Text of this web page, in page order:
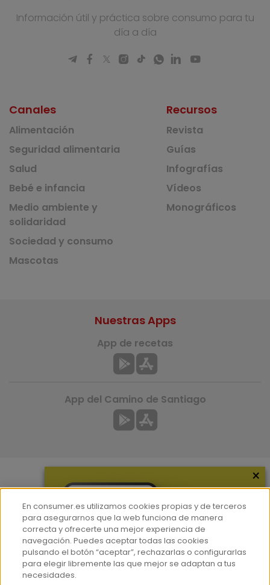
Información útil y práctica sobre consumo para tu
día a día
Canales
Alimentación
Seguridad alimentaria
Salud
Bebé e infancia
Medio ambiente y
solidaridad
Sociedad y consumo
Mascotas
Recursos
Revista
Guías
Infografías
Vídeos
Monográficos
Más información
¿Quiénes somos?
Hemeroteca
Contacto
Prensa
Nuestras Apps
App de recetas
App del Camino de Santiago
×
En consumer.es utilizamos cookies propias y de terceros
para asegurarnos que la web funciona de manera
correcta y ofrecerte una mejor experiencia de
navegación. Puedes aceptar todas las cookies
pulsando el botón “aceptar”, rechazarlas o configurarlas
para elegir libremente las que mejor se adaptan a tus
necesidades.